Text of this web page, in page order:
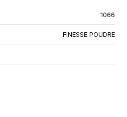
1066
FINESSE POUDRE